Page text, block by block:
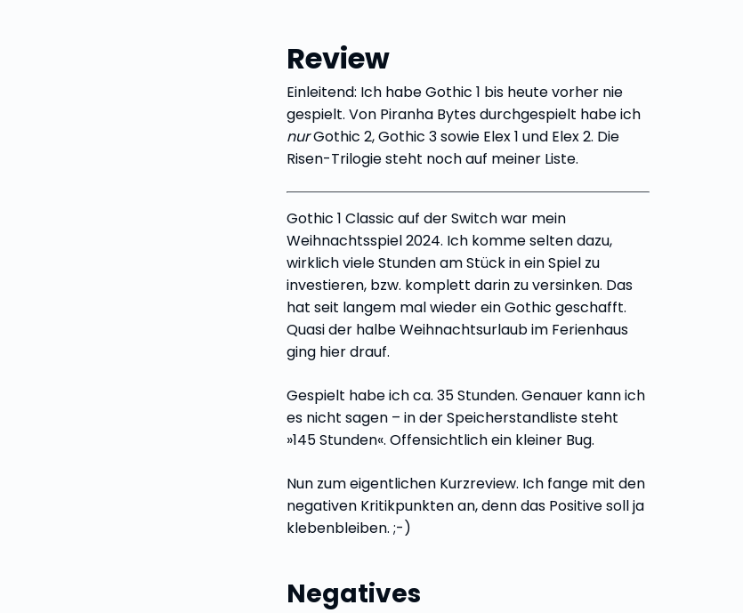
Review
Einleitend: Ich habe Gothic 1 bis heute vorher nie
gespielt. Von Piranha Bytes durchgespielt habe ich
nurGothic 2, Gothic 3 sowie Elex 1 und Elex 2. Die
Risen-Trilogie steht noch auf meiner Liste.
Gothic 1 Classic auf der Switch war mein
Weihnachtsspiel 2024. Ich komme selten dazu,
wirklich viele Stunden am Stück in ein Spiel zu
investieren, bzw. komplett darin zu versinken. Das
hat seit langem mal wieder ein Gothic geschafft.
Quasi der halbe Weihnachtsurlaub im Ferienhaus
ging hier drauf.
Gespielt habe ich ca. 35 Stunden. Genauer kann ich
es nicht sagen – in der Speicherstandliste steht
»145 Stunden«. Offensichtlich ein kleiner Bug.
Nun zum eigentlichen Kurzreview. Ich fange mit den
negativen Kritikpunkten an, denn das Positive soll ja
klebenbleiben. ;-)
Negatives